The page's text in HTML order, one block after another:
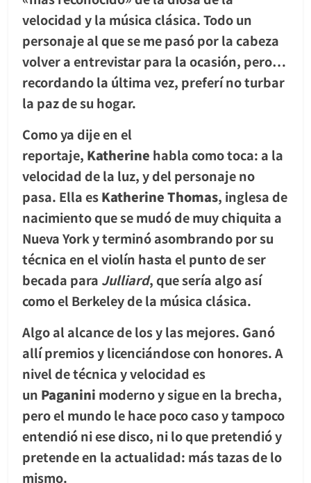
velocidad y la música clásica. Todo un
personaje al que se me pasó por la cabeza
volver a entrevistar para la ocasión, pero…
recordando la última vez, preferí no turbar
la paz de su hogar.
Como ya dije en el
reportaje, Katherine habla como toca: a la
velocidad de la luz, y del personaje no
pasa. Ella esKatherine Thomas, inglesa de
nacimiento que se mudó de muy chiquita a
Nueva York y terminó asombrando por su
técnica en el violín hasta el punto de ser
becada para Julliard, que sería algo así
como el Berkeley de la música clásica.
Algo al alcance de los y las mejores. Ganó
allí premios y licenciándose con honores. A
nivel de técnica y velocidad es
un Paganini moderno y sigue en la brecha,
pero el mundo le hace poco caso y tampoco
entendió ni ese disco, ni lo que pretendió y
pretende en la actualidad: más tazas de lo
mismo.